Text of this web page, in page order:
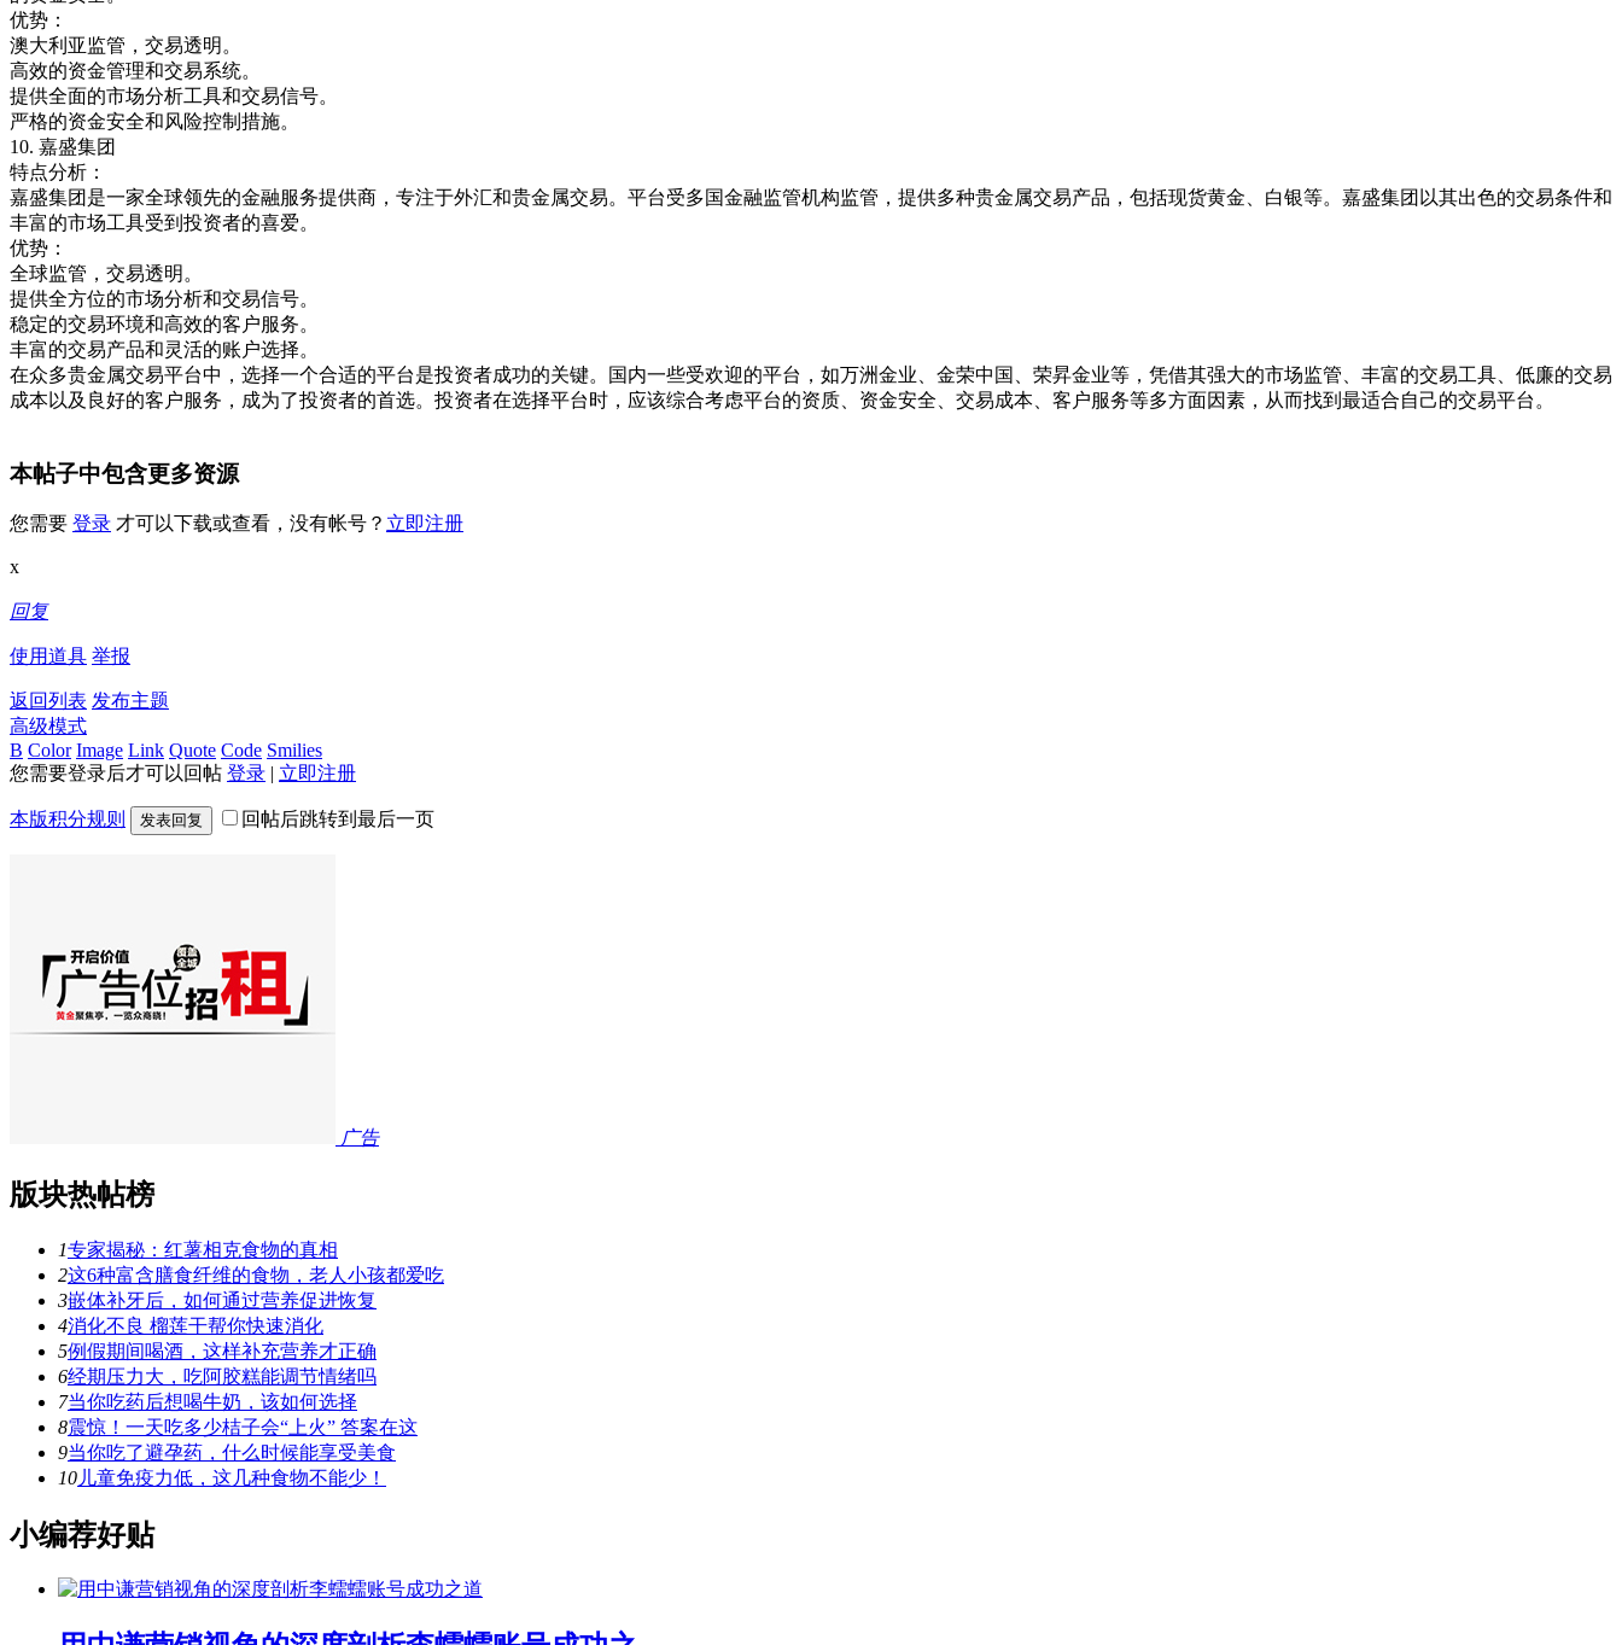
优势：
澳大利亚监管，交易透明。
高效的资金管理和交易系统。
提供全面的市场分析工具和交易信号。
严格的资金安全和风险控制措施。
10. 嘉盛集团
特点分析：
嘉盛集团是一家全球领先的金融服务提供商，专注于外汇和贵金属交易。平台受多国金融监管机构监管，提供多种贵金属交易产品，包括现货黄金、白银等。嘉盛集团以其出色的交易条件和
丰富的市场工具受到投资者的喜爱。
优势：
全球监管，交易透明。
提供全方位的市场分析和交易信号。
稳定的交易环境和高效的客户服务。
丰富的交易产品和灵活的账户选择。
在众多贵金属交易平台中，选择一个合适的平台是投资者成功的关键。国内一些受欢迎的平台，如万洲金业、金荣中国、荣昇金业等，凭借其强大的市场监管、丰富的交易工具、低廉的交易
成本以及良好的客户服务，成为了投资者的首选。投资者在选择平台时，应该综合考虑平台的资质、资金安全、交易成本、客户服务等多方面因素，从而找到最适合自己的交易平台。
本帖子中包含更多资源
您需要 登录 才可以下载或查看，没有帐号？ 立即注册
x
回复
使用道具 举报
返回列表 发布主题
高级模式
B Color Image Link Quote Code Smilies
您需要登录后才可以回帖 登录 | 立即注册
本版积分规则 发表回复 回帖后跳转到最后一页
广告
版块热帖榜
1专家揭秘：红薯相克食物的真相
2这6种富含膳食纤维的食物，老人小孩都爱吃
3嵌体补牙后，如何通过营养促进恢复
4消化不良 榴莲干帮你快速消化
5例假期间喝酒，这样补充营养才正确
6经期压力大，吃阿胶糕能调节情绪吗
7当你吃药后想喝牛奶，该如何选择
8震惊！一天吃多少桔子会“上火” 答案在这
9当你吃了避孕药，什么时候能享受美食
10 儿童免疫力低，这几种食物不能少！
小编荐好贴